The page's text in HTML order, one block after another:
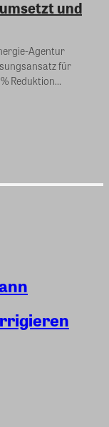
und
Agentur
für
Reduktion...